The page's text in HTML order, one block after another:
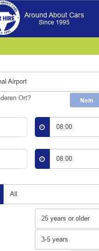
Around About Cars
Since 1995
Airport
Ort? Nein
08:00
08:00
All
25 years or older
3-5 years